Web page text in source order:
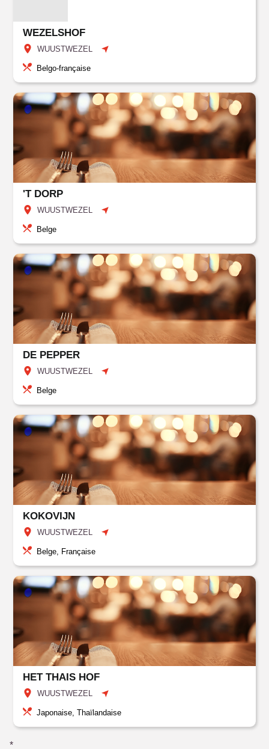
WEZELSHOF
WUUSTWEZEL
Belgo-française
'T DORP
WUUSTWEZEL
Belge
DE PEPPER
WUUSTWEZEL
Belge
KOKOVIJN
WUUSTWEZEL
Belge, Française
HET THAIS HOF
WUUSTWEZEL
Japonaise, Thaïlandaise
*